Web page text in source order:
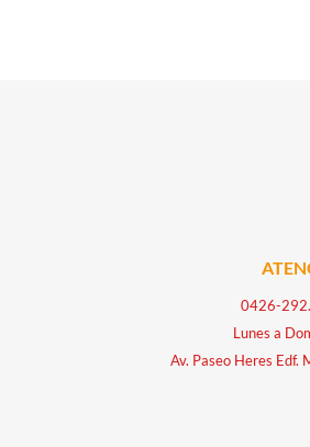
0426-
Lunes a
Av. Paseo Heres Edf.